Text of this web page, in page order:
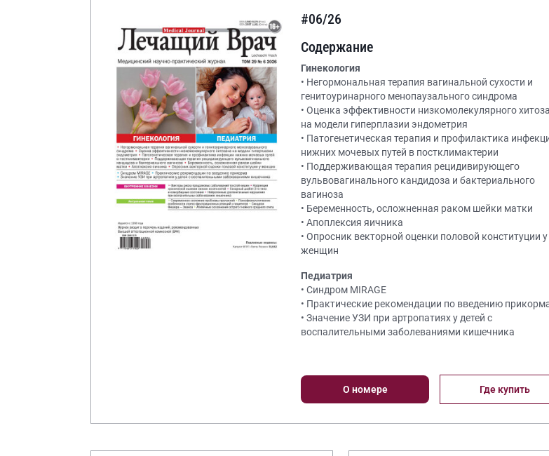
#06/26
Содержание
Гинекология
• Негормональная терапия вагинальной сухости и
генитоуринарного менопаузального синдрома
• Оценка эффективности низкомолекулярного
на модели гиперплазии эндометрия
• Патогенетическая терапия и профилактика
нижних мочевых путей в постклимактерии
• Поддерживающая терапия рецидивирующего
вульвовагинального кандидоза и бактериального
вагиноза
• Беременность, осложненная раком шейки матки
• Апоплексия яичника
• Опросник векторной оценки половой конституции у
женщин
Педиатрия
• Синдром MIRAGE
• Практические рекомендации по введению
• Значение УЗИ при артропатиях у детей с
воспалительными заболеваниями кишечника
О номере Где купить